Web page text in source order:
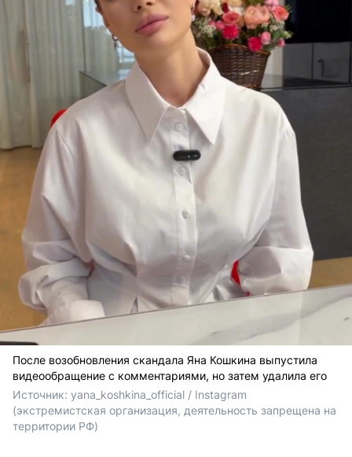
После возобновления скандала Яна Кошкина выпустила
видеообращение с комментариями, но затем удалила его
Источник: yana_koshkina_official / Instagram
(экстремистская организация, деятельность запрещена на
территории РФ)